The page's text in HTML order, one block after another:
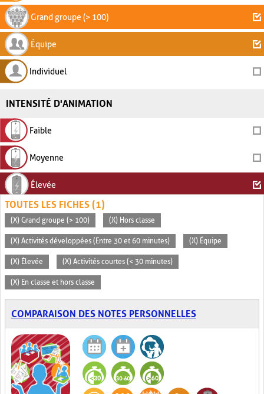
Grand groupe (> 100)
Équipe
Individuel
INTENSITÉ D'ANIMATION
Faible
Moyenne
Élevée
TOUTES LES FICHES (1)
(X) Grand groupe (> 100) (X) Hors classe
(X) Activités développées (Entre 30 et 60 minutes) (X) Équipe
(X) Élevée (X) Activités courtes (< 30 minutes)
(X) En classe et hors classe
COMPARAISON DES NOTES PERSONNELLES